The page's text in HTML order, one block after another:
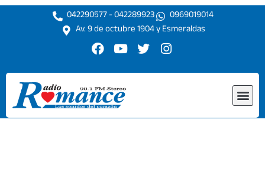
Ir
042290577 - 042289923
0969019014
Av. 9 de octubre 1904 y Esmeraldas
F
c
e
b
o
o
Y
u
t
u
b
e
T
i
r
I
s
r